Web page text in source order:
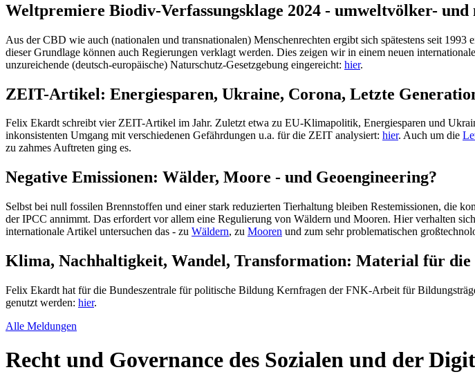
Weltpremiere Biodiv-Verfassungsklage 2024 - umweltvölker-
Aus der CBD wie auch (nationalen und transnationalen) Menschenrechten ergibt sich spätestens seit
dieser Grundlage können auch Regierungen verklagt werden. Dies zeigen wir in einem neuen
unzureichende (deutsch-europäische) Naturschutz-Gesetzgebung eingereicht: hier.
ZEIT-Artikel: Energiesparen, Ukraine, Corona, Letzte
Felix Ekardt schreibt vier ZEIT-Artikel im Jahr. Zuletzt etwa zu EU-Klimapolitik, Energiesparen und
inkonsistenten Umgang mit verschiedenen Gefährdungen u.a. für die ZEIT analysiert: hier. Auch um die
zu zahmes Auftreten ging es.
Negative Emissionen: Wälder, Moore - und Geoengineering?
Selbst bei null fossilen Brennstoffen und einer stark reduzierten Tierhaltung bleiben Restemissionen, die
der IPCC annimmt. Das erfordert vor allem eine Regulierung von Wäldern und Mooren. Hier verhalten
internationale Artikel untersuchen das - zu Wäldern, zu Mooren und zum sehr problematischen
Klima, Nachhaltigkeit, Wandel, Transformation: Material für
Felix Ekardt hat für die Bundeszentrale für politische Bildung Kernfragen der FNK-Arbeit für
genutzt werden: hier.
Alle Meldungen
Recht und Governance des Sozialen und der